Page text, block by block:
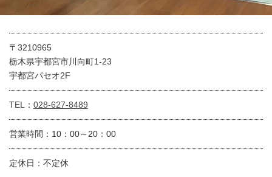
〒3210965
栃木県宇都宮市川向町1-23
宇都宮パセオ2F
TEL： 028-627-8489
営業時間：10：00～20：00
定休日：不定休